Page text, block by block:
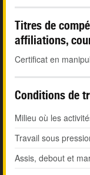
Titres de
affiliations,
Certificat en
Conditions de
Milieu où les
Travail sous
Assis, debout et